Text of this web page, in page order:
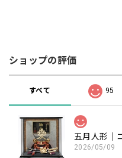
ショップの評価
すべて 95
2026/05/09